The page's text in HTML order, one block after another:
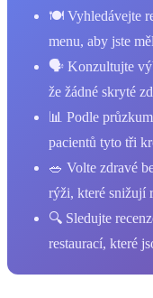
🍽️ Vyhledávejte
menu, aby jste
🗣️ Konzultujte
že žádné skryté
📊 Podle
pacientů tyto tři
🥗 Volte zdravé
rýži, které snižují
🔍 Sledujte
restaurací, které